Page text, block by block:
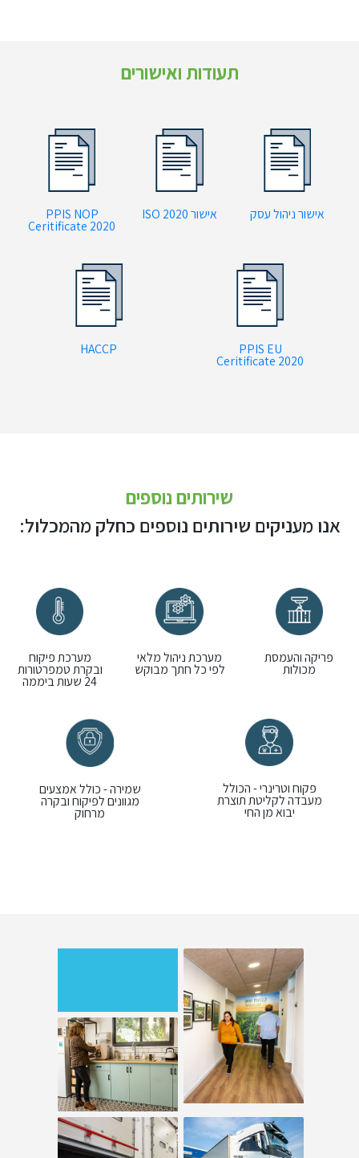
תעודות ואישורים
אישור ניהול עסק אישור ISO 2020 PPIS NOP
Ceritificate 2020
PPIS EU
Ceritificate 2020
HACCP
שירותים נוספים
אנו מעניקים שירותים נוספים כחלק מהמכלול:
פריקה והעמסת
מכולות
מערכת ניהול מלאי
לפי כל חתך מבוקש
מערכת פיקוח
ובקרת טמפרטורות
24 שעות ביממה
פקוח וטרינרי - הכולל
מעבדה לקליטת תוצרת
יבוא מן החי
שמירה - כולל אמצעים
מגוונים לפיקוח ובקרה
מרחוק